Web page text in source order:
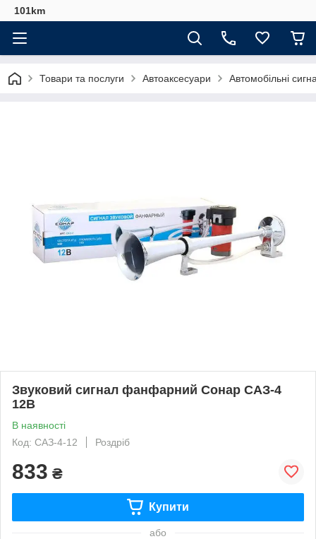
101km
Товари та послуги Автоаксесуари Автомобільні
Звуковий сигнал фанфарний Сонар САЗ-4
12В
В наявності
Код: САЗ-4-12
Роздріб
833 ₴
Купити
або